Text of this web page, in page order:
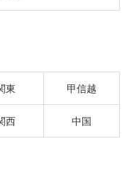
東 甲信越
西 中国